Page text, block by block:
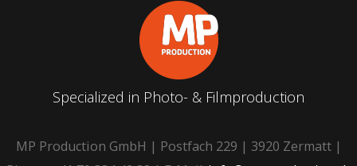
Specialized in Photo- & Filmproduction
MP Production GmbH | Postfach 229 | 3920 Zermatt |